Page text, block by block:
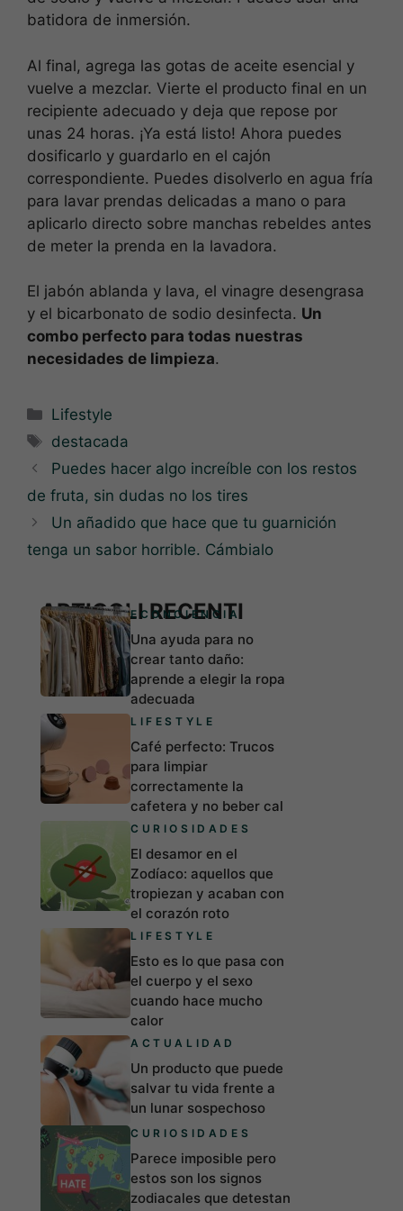
batidora de inmersión.
Al final, agrega las gotas de aceite esencial y
vuelve a mezclar. Vierte el producto final en un
recipiente adecuado y deja que repose por
unas 24 horas. ¡Ya está listo! Ahora puedes
dosificarlo y guardarlo en el cajón
correspondiente. Puedes disolverlo en agua fría
para lavar prendas delicadas a mano o para
aplicarlo directo sobre manchas rebeldes antes
de meter la prenda en la lavadora.
El jabón ablanda y lava, el vinagre desengrasa
y el bicarbonato de sodio desinfecta. Un
combo perfecto para todas nuestras
necesidades de limpieza.
Categorías
Lifestyle
Etiquetas
destacada
Puedes hacer algo increíble con los restos
de fruta, sin dudas no los tires
Un añadido que hace que tu guarnición
tenga un sabor horrible. Cámbialo
ARTICOLI RECENTI
ECONCIENCIA
Una ayuda para no
crear tanto daño:
aprende a elegir la ropa
adecuada
LIFESTYLE
Café perfecto: Trucos
para limpiar
correctamente la
cafetera y no beber cal
CURIOSIDADES
El desamor en el
Zodíaco: aquellos que
tropiezan y acaban con
el corazón roto
LIFESTYLE
Esto es lo que pasa con
el cuerpo y el sexo
cuando hace mucho
calor
ACTUALIDAD
Un producto que puede
salvar tu vida frente a
un lunar sospechoso
CURIOSIDADES
Parece imposible pero
estos son los signos
zodiacales que detestan